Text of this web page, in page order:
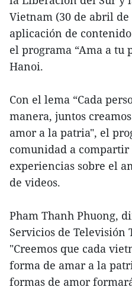
Vietnam (30 de abril de
aplicación de
el programa “Ama a tu
Hanoi.
Con el lema “Cada
manera, juntos
amor a la patria", el
comunidad a
experiencias sobre el
de videos.
Pham Thanh Phuong,
Servicios de Televisión
"Creemos que cada
forma de amar a la
formas de amor